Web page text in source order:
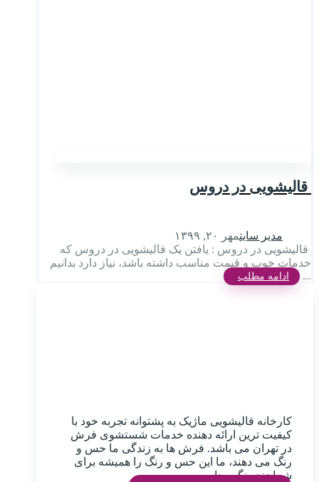
قالیشویی در دروس
مدیر سایتمهر ۲۰, ۱۳۹۹
قالیشویی در دروس : یافتن یک قالیشویی در دروس که
خدمات خوب و قیمت مناسب داشته باشد، نیاز دارد بدانیم
...
ادامه مطلب
کارخانه قالیشویی ماژیک به پشتوانه تجربه خود با
کیفیت ترین ارائه دهنده خدمات شستشوی فرش
در تهران می باشد. فرش ها به زندگی ما حس و
رنگ می دهند، ما این حس و رنگ را همیشه برای
شما زنده نگهمیداریم.